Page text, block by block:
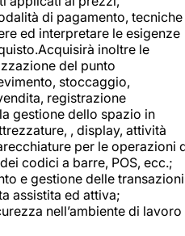
di pagamento, tecniche
ed interpretare le esigenze
inoltre le
del punto
stoccaggio,
registrazione
gestione dello spazio in
, display, attività
per le operazioni
codici a barre, POS, ecc.;
e gestione delle transazioni
assistita ed attiva;
nell’ambiente di lavoro